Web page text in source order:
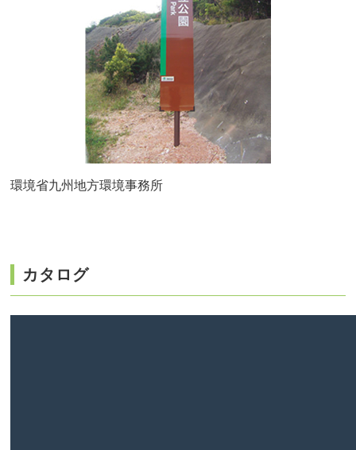
環境省九州地方環境事務所
カタログ